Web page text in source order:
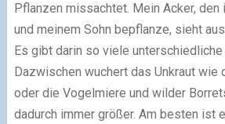
Pflanzen missachtet. Mein Acker, den
und meinem Sohn bepflanze, sieht
Es gibt darin so viele unterschiedliche
Dazwischen wuchert das Unkraut wie
oder die Vogelmiere und wilder
dadurch immer größer. Am besten ist